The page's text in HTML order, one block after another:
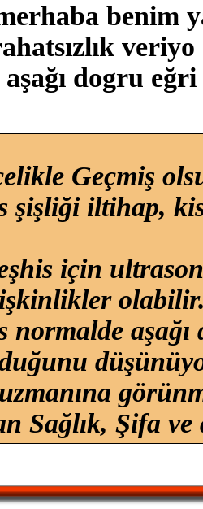
benim
dogru
Geçmiş
şişliği iltihap,
için
normalde
Sağlık, Şifa